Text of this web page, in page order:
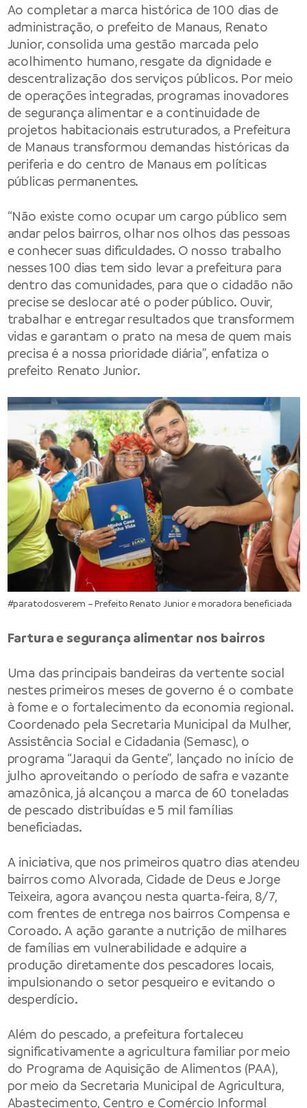
Ao completar a marca histórica de 100 dias de
administração, o prefeito de Manaus, Renato
Junior, consolida uma gestão marcada pelo
acolhimento humano, resgate da dignidade e
descentralização dos serviços públicos. Por meio
de operações integradas, programas inovadores
de segurança alimentar e a continuidade de
projetos habitacionais estruturados, a Prefeitura
de Manaus transformou demandas históricas da
periferia e do centro de Manaus em políticas
públicas permanentes.
“Não existe como ocupar um cargo público sem
andar pelos bairros, olhar nos olhos das pessoas
e conhecer suas dificuldades. O nosso trabalho
nesses 100 dias tem sido levar a prefeitura para
dentro das comunidades, para que o cidadão não
precise se deslocar até o poder público. Ouvir,
trabalhar e entregar resultados que transformem
vidas e garantam o prato na mesa de quem mais
precisa é a nossa prioridade diária”, enfatiza o
prefeito Renato Junior.
#paratodosverem – Prefeito Renato Junior e moradora beneficiada
Fartura e segurança alimentar nos bairros
Uma das principais bandeiras da vertente social
nestes primeiros meses de governo é o combate
à fome e o fortalecimento da economia regional.
Coordenado pela Secretaria Municipal da Mulher,
Assistência Social e Cidadania (Semasc), o
programa “Jaraqui da Gente”, lançado no início de
julho aproveitando o período de safra e vazante
amazônica, já alcançou a marca de 60 toneladas
de pescado distribuídas e 5 mil famílias
beneficiadas.
A iniciativa, que nos primeiros quatro dias atendeu
bairros como Alvorada, Cidade de Deus e Jorge
Teixeira, agora avançou nesta quarta-feira, 8/7,
com frentes de entrega nos bairros Compensa e
Coroado. A ação garante a nutrição de milhares
de famílias em vulnerabilidade e adquire a
produção diretamente dos pescadores locais,
impulsionando o setor pesqueiro e evitando o
desperdício.
Além do pescado, a prefeitura fortaleceu
significativamente a agricultura familiar por meio
do Programa de Aquisição de Alimentos (PAA),
por meio da Secretaria Municipal de Agricultura,
Abastecimento, Centro e Comércio Informal